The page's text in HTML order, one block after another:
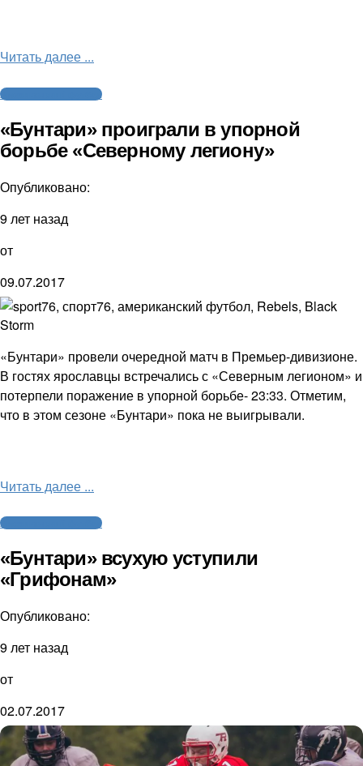
Читать далее ...
Американский футбол
«Бунтари» проиграли в упорной
борьбе «Северному легиону»
Опубликовано:
9 лет назад
от
09.07.2017
«Бунтари» провели очередной матч в Премьер-дивизионе.
В гостях ярославцы встречались с «Северным легионом» и
потерпели поражение в упорной борьбе- 23:33. Отметим,
что в этом сезоне «Бунтари» пока не выигрывали.
Читать далее ...
Американский футбол
«Бунтари» всухую уступили
«Грифонам»
Опубликовано:
9 лет назад
от
02.07.2017